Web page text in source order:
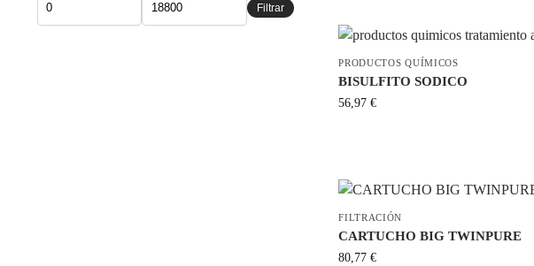
PRODUCTOS QUÍMICOS
BISULFITO SODICO
56,97€
FILTRACIÓN
CARTUCHO BIG TWINPURE
80,77€
Filtrar